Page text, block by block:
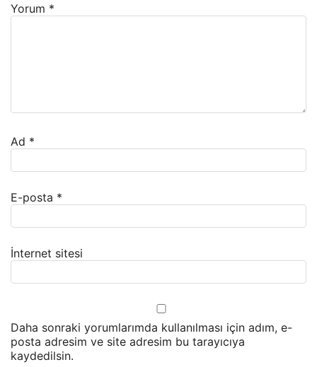
Yorum *
Ad *
E-posta *
İnternet sitesi
Daha sonraki yorumlarımda kullanılması için adım, e-
posta adresim ve site adresim bu tarayıcıya
kaydedilsin.